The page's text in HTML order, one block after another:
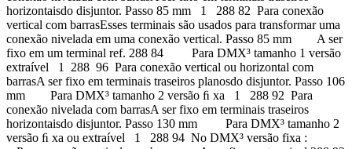
horizontaisdo disjuntor. Passo 85 mm 1 288 82 Para conexão
vertical com barrasEsses terminais são usados para transformar uma
conexão nivelada em uma conexão vertical. Passo 85 mm A ser
fixo em um terminal ref. 288 84 Para DMX³ tamanho 1 versão
extraível 1 288 96 Para conexão vertical ou horizontal com
barrasA ser fixo em terminais traseiros planosdo disjuntor. Passo 106
mm Para DMX³ tamanho 2 versão ﬁ xa 1 288 92 Para
conexão nivelada com barrasA ser fixo em terminais traseiros
horizontaisdo disjuntor. Passo 130 mm Para DMX³ tamanho 2
versão ﬁ xa ou extraível 1 288 94 No DMX³ versão fixa :